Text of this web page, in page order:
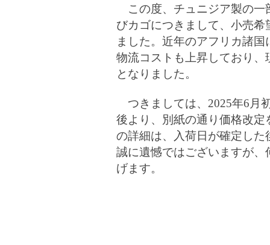
この度、チュニジア製の一
びカゴにつきまして、小売
ました。近年のアフリカ諸
物流コストも上昇しており
となりました。
つきましては、2025年6月
後より、別紙の通り価格改
の詳細は、入荷日が確定し
誠に遺憾ではございますが
げます。